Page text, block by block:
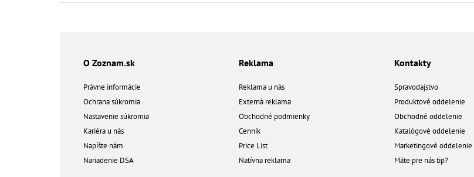
O Zoznam.sk
Právne informácie
Ochrana súkromia
Nastavenie súkromia
Kariéra u nás
Napíšte nám
Nariadenie DSA
Reklama
Reklama u nás
Externá reklama
Obchodné podmienky
Cenník
Price List
Natívna reklama
Kontakty
Spravodajstvo
Produktové oddelenie
Obchodné oddelenie
Katalógové oddelenie
Marketingové oddelenie
Máte pre nás tip?